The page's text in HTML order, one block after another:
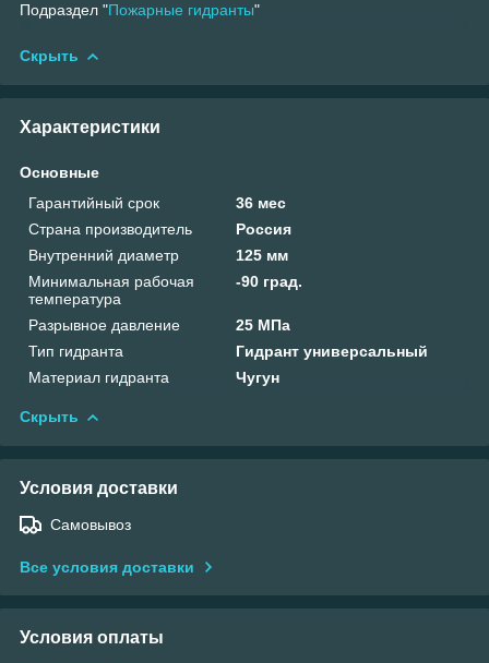
Подраздел "Пожарные гидранты"
Скрыть
Характеристики
Основные
Гарантийный срок
36 мес
Страна производитель
Россия
Внутренний диаметр
125 мм
Минимальная рабочая
температура
-90 град.
Разрывное давление
25 МПа
Тип гидранта
Гидрант универсальный
Материал гидранта
Чугун
Скрыть
Условия доставки
Самовывоз
Все условия доставки
Условия оплаты